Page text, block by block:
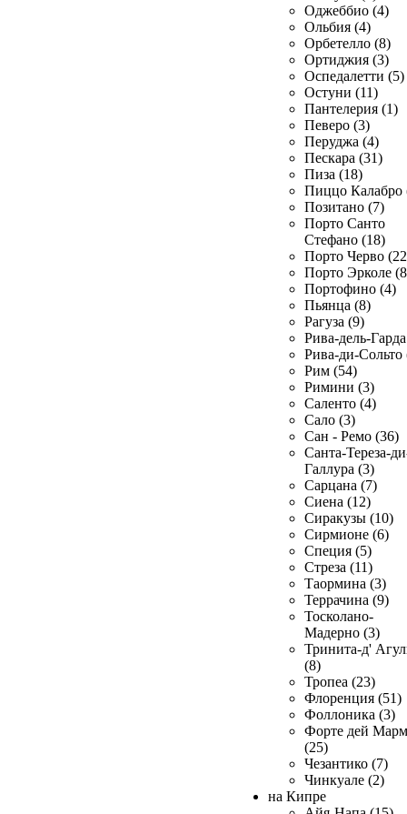
Оджеббио (4)
Ольбия (4)
Орбетелло (8)
Ортиджия (3)
Оспедалетти (5)
Остуни (11)
Пантелерия (1)
Певеро (3)
Перуджа (4)
Пескара (31)
Пиза (18)
Пиццо Калабро
Позитано (7)
Порто Санто
Стефано (18)
Порто Черво
Порто Эрколе
Портофино (4)
Пьянца (8)
Рагуза (9)
Рива-дель-
Рива-ди-Сольто
Рим (54)
Римини (3)
Саленто (4)
Сало (3)
Сан - Ремо (36)
Санта-Тереза-
Галлура (3)
Сарцана (7)
Сиена (12)
Сиракузы (10)
Сирмионе (6)
Специя (5)
Стреза (11)
Таормина (3)
Террачина (9)
Тосколано-
Мадерно (3)
Тринита-д'
(8)
Тропеа (23)
Флоренция (51)
Фоллоника (3)
Форте дей
(25)
Чезантико (7)
Чинкуале (2)
на Кипре